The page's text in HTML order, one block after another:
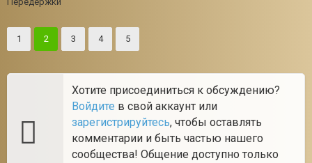
1 2 3 4 5
Хотите присоединиться к обсуждению?
Войдите в свой аккаунт или
зарегистрируйтесь, чтобы оставлять
комментарии и быть частью нашего
сообщества! Общение доступно только